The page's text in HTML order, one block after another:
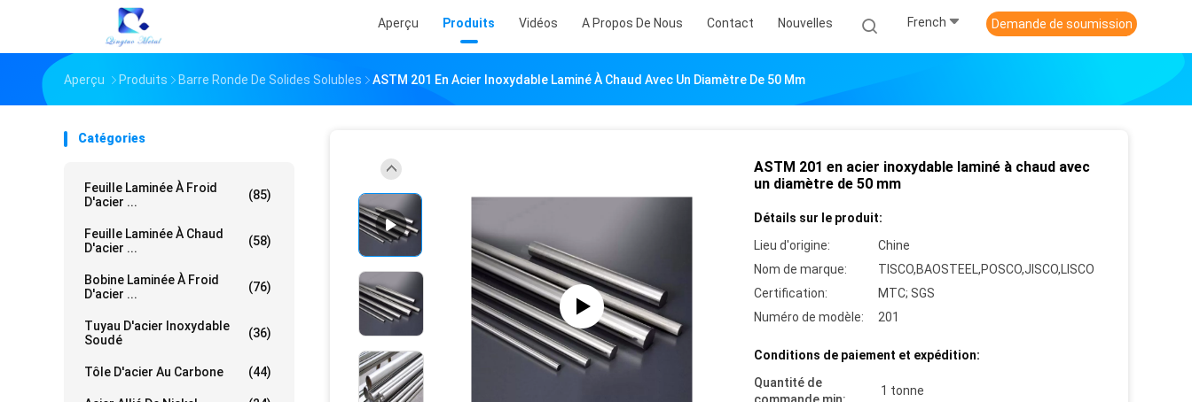
Aperçu Produits Vidéos A Propos De Nous Contact Nouvelles French Demande de soumission
Aperçu Produits Barre Ronde De Solides Solubles ASTM 201 En Acier Inoxydable Laminé À Chaud Avec Un Diamètre De 50 Mm
Catégories
Feuille Laminée À Froid
D'acier ...
(85)
Feuille Laminée À Chaud
D'acier ...
(58)
Bobine Laminée À Froid
D'acier ...
(76)
Tuyau D'acier Inoxydable
Soudé
(36)
Tôle D'acier Au Carbone (44)
ASTM 201 en acier inoxydable laminé à chaud avec
un diamètre de 50 mm
Détails sur le produit:
Lieu d'origine:
Chine
Nom de marque:
TISCO,BAOSTEEL,POSCO,JISCO,LISCO
Certification:
MTC; SGS
Numéro de modèle:
201
Conditions de paiement et expédition:
Quantité de
1 tonne